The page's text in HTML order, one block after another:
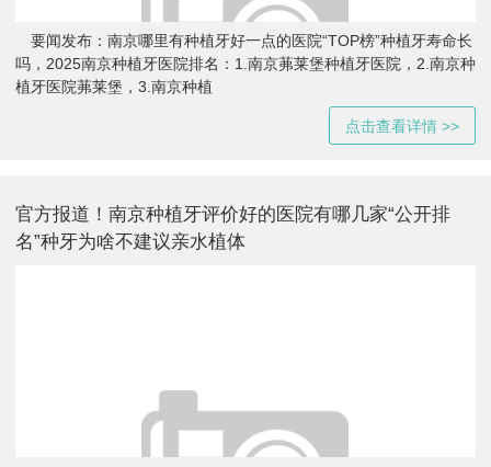
要闻发布：南京哪里有种植牙好一点的医院“TOP榜”种植牙寿命长
吗，2025南京种植牙医院排名：1.南京茀莱堡种植牙医院，2.南京种
植牙医院茀莱堡，3.南京种植
点击查看详情 >>
官方报道！南京种植牙评价好的医院有哪几家“公开排
名”种牙为啥不建议亲水植体